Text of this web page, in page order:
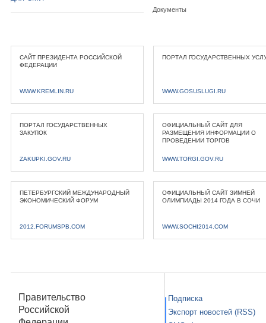
Документы
САЙТ ПРЕЗИДЕНТА РОССИЙСКОЙ
ФЕДЕРАЦИИ
WWW.KREMLIN.RU
ПОРТАЛ ГОСУДАРСТВЕННЫХ
WWW.GOSUSLUGI.RU
ПОРТАЛ ГОСУДАРСТВЕННЫХ
ЗАКУПОК
ZAKUPKI.GOV.RU
ОФИЦИАЛЬНЫЙ САЙТ ДЛЯ
РАЗМЕЩЕНИЯ ИНФОРМАЦИИ О
ПРОВЕДЕНИИ ТОРГОВ
WWW.TORGI.GOV.RU
ПЕТЕРБУРГСКИЙ МЕЖДУНАРОДНЫЙ
ЭКОНОМИЧЕСКИЙ ФОРУМ
2012.FORUMSPB.COM
ОФИЦИАЛЬНЫЙ САЙТ ЗИМНЕЙ
ОЛИМПИАДЫ 2014 ГОДА В СОЧИ
WWW.SOCHI2014.COM
Правительство
Российской
Подписка
Экспорт новостей (RSS)